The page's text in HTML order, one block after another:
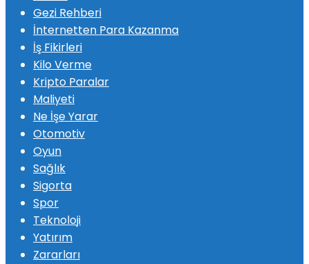
Gezi Rehberi
İnternetten Para Kazanma
İş Fikirleri
Kilo Verme
Kripto Paralar
Maliyeti
Ne İşe Yarar
Otomotiv
Oyun
Sağlık
Sigorta
Spor
Teknoloji
Yatırım
Zararları